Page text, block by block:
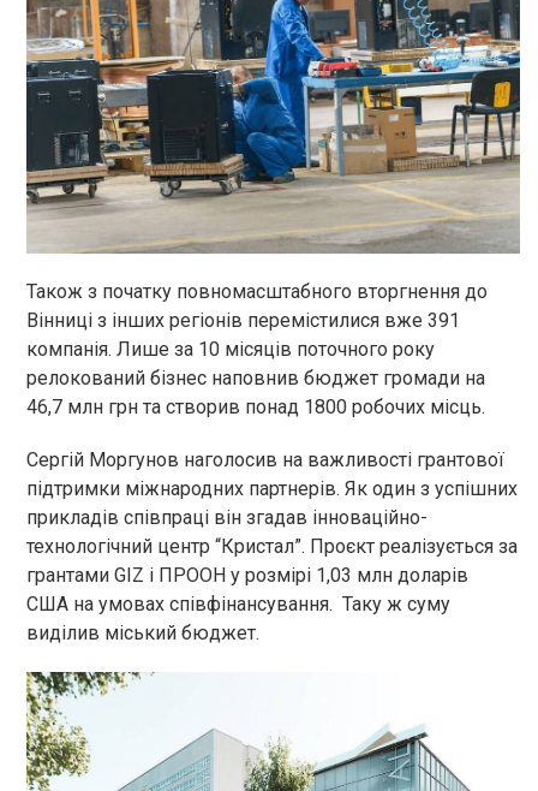
Також з початку повномасштабного вторгнення до
Вінниці з інших регіонів перемістилися вже 391
компанія. Лише за 10 місяців поточного року
релокований бізнес наповнив бюджет громади на
46,7 млн грн та створив понад 1800 робочих місць.
Сергій Моргунов наголосив на важливості грантової
підтримки міжнародних партнерів. Як один з успішних
прикладів співпраці він згадав інноваційно-
технологічний центр “Кристал”. Проєкт реалізується за
грантами GIZ і ПРООН у розмірі 1,03 млн доларів
США на умовах співфінансування. Таку ж суму
виділив міський бюджет.